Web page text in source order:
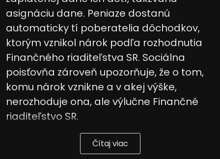
asignáciu dane. Peniaze dostanú
automaticky tí poberatelia dôchodkov,
ktorým vznikol nárok podľa rozhodnutia
Finančného riaditeľstva SR. Sociálna
poisťovňa zároveň upozorňuje, že o tom,
komu nárok vznikne a v akej výške,
nerozhoduje ona, ale výlučne Finančné
riaditeľstvo SR.
Čítaj viac